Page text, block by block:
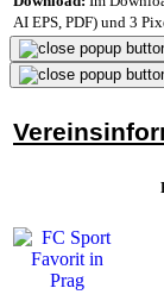
AI EPS, PDF) und 3